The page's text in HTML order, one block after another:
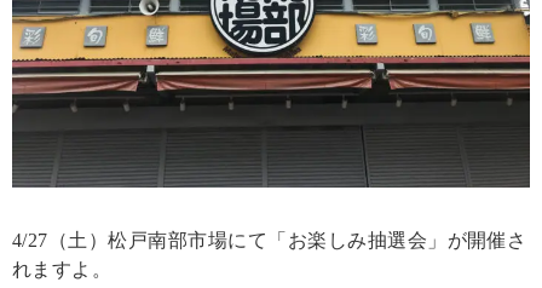
4/27（土）松戸南部市場にて「お楽しみ抽選会」が開催さ
れますよ。